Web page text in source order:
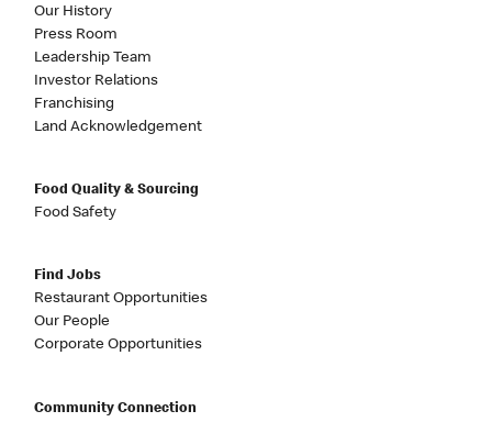
Our History
Press Room
Leadership Team
Investor Relations
Franchising
Land Acknowledgement
Food Quality & Sourcing
Food Safety
Find Jobs
Restaurant Opportunities
Our People
Corporate Opportunities
Community Connection